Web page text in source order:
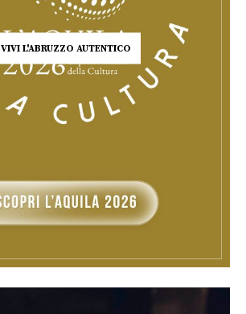
VIVI L'ABRUZZO AUTENTICO